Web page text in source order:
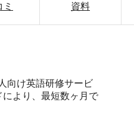
ミ 資料
向け英語研修サービ
より、最短数ヶ月で